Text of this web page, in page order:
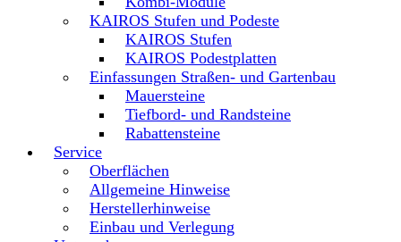
KAIROS Stufen und Podeste
KAIROS Stufen
KAIROS Podestplatten
Einfassungen Straßen- und Gartenbau
Mauersteine
Tiefbord- und Randsteine
Rabattensteine
Service
Oberflächen
Allgemeine Hinweise
Herstellerhinweise
Einbau und Verlegung